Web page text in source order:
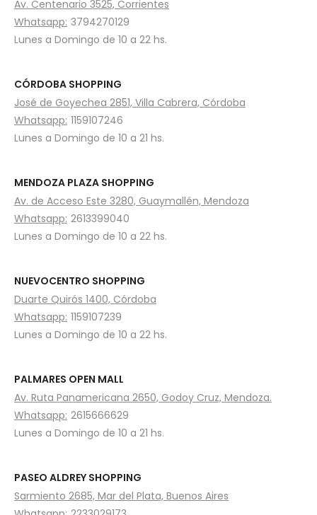
Av. Centenario 3525, Corrientes
Whatsapp: 3794270129
Lunes a Domingo de 10 a 22 hs.
CÓRDOBA SHOPPING
José de Goyechea 2851, Villa Cabrera, Córdoba
Whatsapp: 1159107246
Lunes a Domingo de 10 a 21 hs.
MENDOZA PLAZA SHOPPING
Av. de Acceso Este 3280, Guaymallén, Mendoza
Whatsapp: 2613399040
Lunes a Domingo de 10 a 22 hs.
NUEVOCENTRO SHOPPING
Duarte Quirós 1400, Córdoba
Whatsapp: 1159107239
Lunes a Domingo de 10 a 22 hs.
PALMARES OPEN MALL
Av. Ruta Panamericana 2650, Godoy Cruz, Mendoza.
Whatsapp: 2615666629
Lunes a Domingo de 10 a 21 hs.
PASEO ALDREY SHOPPING
Sarmiento 2685, Mar del Plata, Buenos Aires